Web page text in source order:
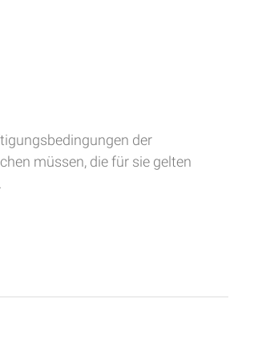
der
müssen, die für sie gelten